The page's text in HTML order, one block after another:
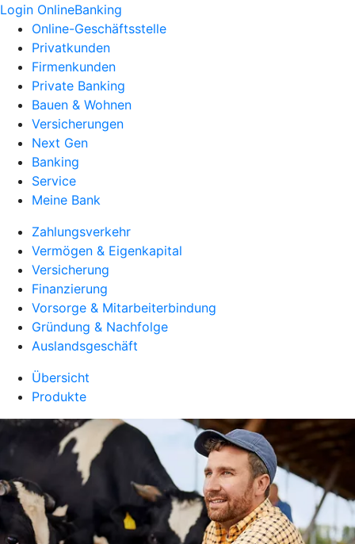
Login OnlineBanking
Online-Geschäftsstelle
Privatkunden
Firmenkunden
Private Banking
Bauen & Wohnen
Versicherungen
Next Gen
Banking
Service
Meine Bank
Zahlungsverkehr
Vermögen & Eigenkapital
Versicherung
Finanzierung
Vorsorge & Mitarbeiterbindung
Gründung & Nachfolge
Auslandsgeschäft
Übersicht
Produkte